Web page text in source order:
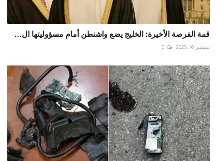
قمة الفرصة الأخيرة: الخليج يضع واشنطن أمام مسؤوليتها ال...
سبتمبر 16, 2025 0